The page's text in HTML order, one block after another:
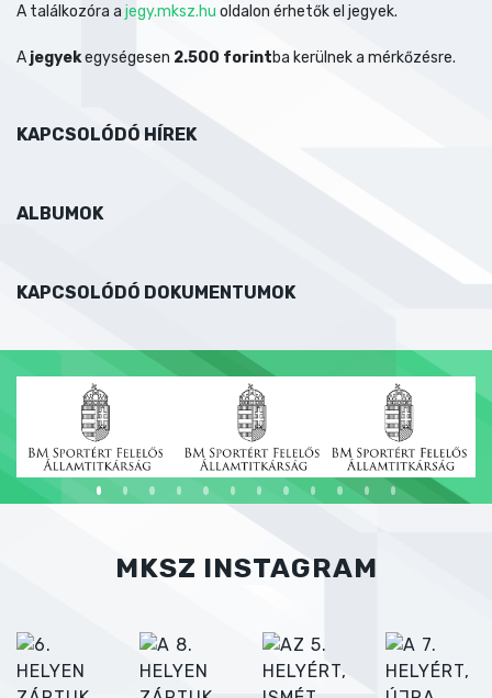
A találkozóra a jegy.mksz.hu oldalon érhetők el jegyek.
A jegyekegységesen 2.500 forintba kerülnek a mérkőzésre.
KAPCSOLÓDÓ HÍREK
ALBUMOK
KAPCSOLÓDÓ DOKUMENTUMOK
MKSZ INSTAGRAM